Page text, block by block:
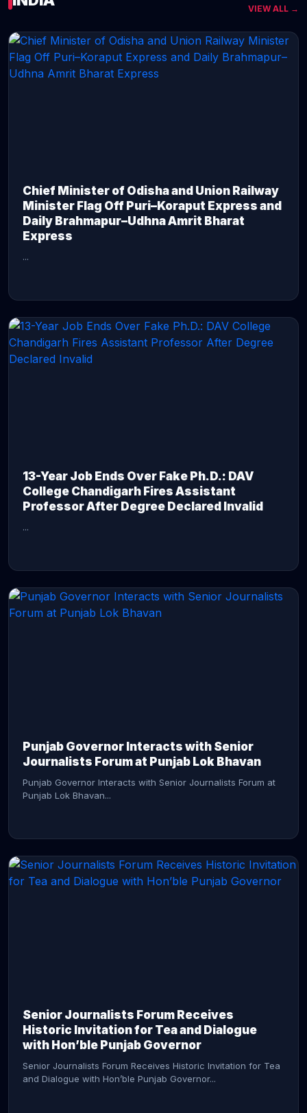
VIEW ALL →
Chief Minister of Odisha and Union Railway
Minister Flag Off Puri–Koraput Express and
Daily Brahmapur–Udhna Amrit Bharat
Express
...
13-Year Job Ends Over Fake Ph.D.: DAV
College Chandigarh Fires Assistant
Professor After Degree Declared Invalid
...
Punjab Governor Interacts with Senior
Journalists Forum at Punjab Lok Bhavan
Punjab Governor Interacts with Senior Journalists Forum at
Punjab Lok Bhavan...
Senior Journalists Forum Receives
Historic Invitation for Tea and Dialogue
with Hon’ble Punjab Governor
Senior Journalists Forum Receives Historic Invitation for Tea
and Dialogue with Hon’ble Punjab Governor...